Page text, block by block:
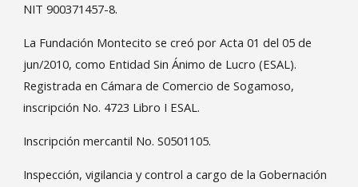
NIT 900371457-8.
La Fundación Montecito se creó por Acta 01 del 05 de
jun/2010, como Entidad Sin Ánimo de Lucro (ESAL).
Registrada en Cámara de Comercio de Sogamoso,
inscripción No. 4723 Libro I ESAL.
Inscripción mercantil No. S0501105.
Inspección, vigilancia y control a cargo de la Gobernación